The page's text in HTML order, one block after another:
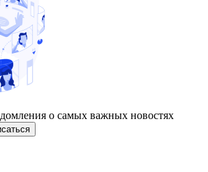
о самых важных новостях